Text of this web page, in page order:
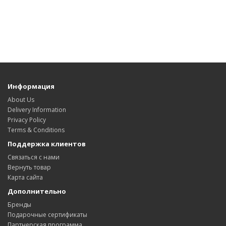
Информация
About Us
Delivery Information
Privacy Policy
Terms & Conditions
Поддержка клиентов
Связаться с нами
Вернуть товар
Карта сайта
Дополнительно
Бренды
Подарочные сертификаты